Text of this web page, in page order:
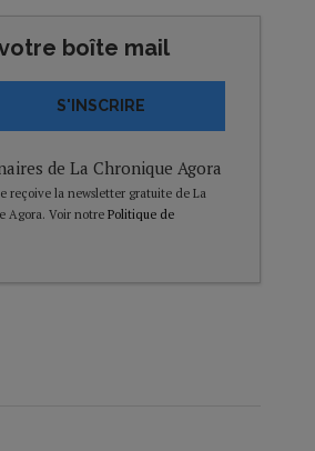
boîte mail
S'INSCRIRE
de La Chronique Agora
reçoive la newsletter gratuite de La
Agora. Voir notre Politique de